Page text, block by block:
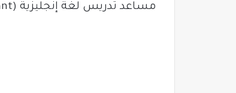
مساعد تدريس لغة إنجليزية (English Teaching Assistant)